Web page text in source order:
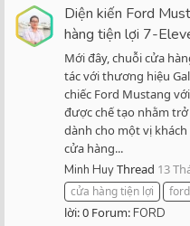
Diện kiến Ford
hàng tiện lợi 7-
Mới đây, chuỗi cửa
tác với thương hiệu
chiếc Ford Mustang
được chế tạo nhằm
dành cho một vị
cửa hàng...
Minh HuyThread 13
cửa hàng tiện lợi
lời: 0 Forum:FORD